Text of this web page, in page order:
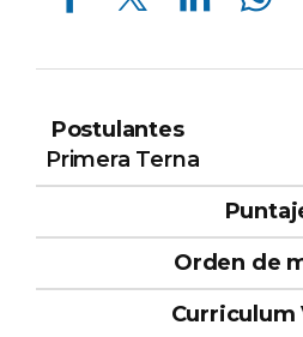
Postulantes Puntaje
Primera Terna